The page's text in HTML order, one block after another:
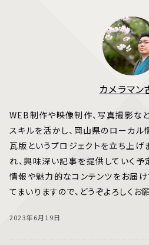
カメラマン
WEB制作や映像制作、写真撮影な
スキルを活かし、岡山県のローカル
瓦版というプロジェクトを立ち上げ
れ、興味深い記事を提供していく予
情報や魅力的なコンテンツをお届け
てまいりますので、どうぞよろしくお
2023年6月19日